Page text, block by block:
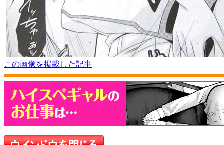
この画像を掲載した記事